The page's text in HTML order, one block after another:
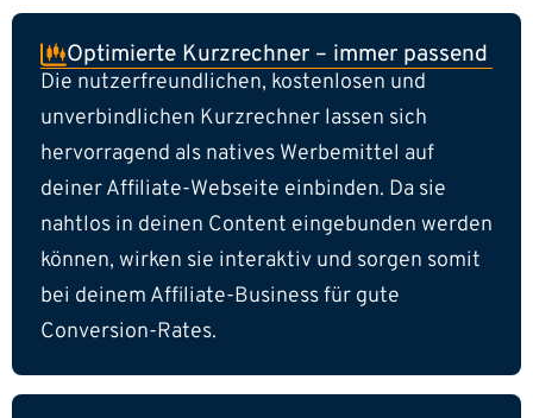
Optimierte Kurzrechner – immer passend
Die nutzerfreundlichen, kostenlosen und
unverbindlichen Kurzrechner lassen sich
hervorragend als natives Werbemittel auf
deiner Affiliate-Webseite einbinden. Da sie
nahtlos in deinen Content eingebunden werden
können, wirken sie interaktiv und sorgen somit
bei deinem Affiliate-Business für gute
Conversion-Rates.